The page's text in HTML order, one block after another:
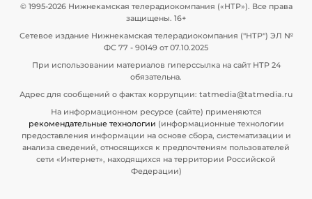
© 1995-2026 Нижнекамская телерадиокомпания («НТР»). Все права
защищены. 16+
Сетевое издание Нижнекамская телерадиокомпания ("НТР") ЭЛ №
ФС 77 - 90149 от 07.10.2025
При использовании материалов гиперссылка на сайт НТР 24
обязательна.
Адрес для сообщений о фактах коррупции: tatmedia@tatmedia.ru
На информационном ресурсе (сайте) применяются
рекомендательные технологии (информационные технологии
предоставления информации на основе сбора, систематизации и
анализа сведений, относящихся к предпочтениям пользователей
сети «Интернет», находящихся на территории Российской
Федерации)